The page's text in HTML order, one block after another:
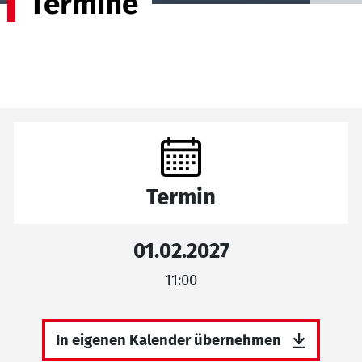
Termin
01.02.2027
11:00
In eigenen Kalender übernehmen